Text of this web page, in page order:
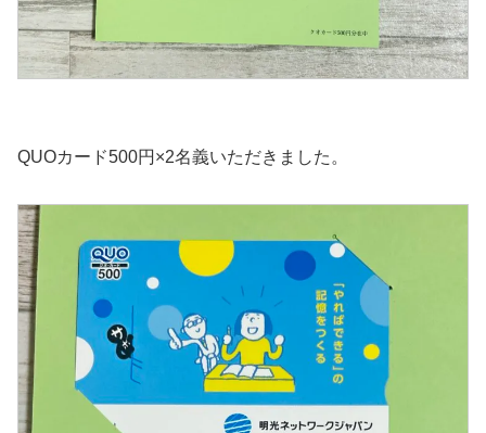
QUOカード500円×2名義いただきました。